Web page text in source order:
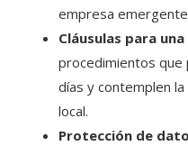
empresa
Cláusulas para
procedimientos
días y contemplen
local.
Protección de